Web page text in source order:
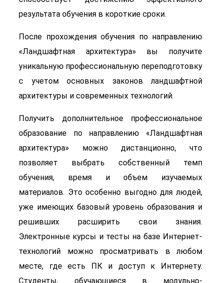
результата обучения в короткие сроки.
После прохождения обучения по направлению
«Ландшафтная архитектура» вы получите
уникальную профессиональную переподготовку
с учетом основных законов ландшафтной
архитектуры и современных технологий.
Получить дополнительное профессиональное
образование по направлению «Ландшафтная
архитектура» можно дистанционно, что
позволяет выбрать собственный темп
обучения, время и объем изучаемых
материалов. Это особенно выгодно для людей,
уже имеющих базовый уровень образования и
решивших расширить свои знания.
Электронные курсы и тесты на базе Интернет-
технологий можно просматривать в любом
месте, где есть ПК и доступ к Интернету.
Студенты, обучающиеся в модульно-